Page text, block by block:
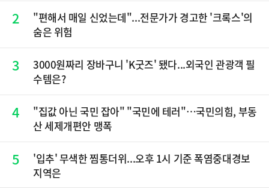
2
"편해서 매일 신었는데"...전문가가 경고한 '크록스'의
숨은 위험
3
3000원짜리 장바구니 'K굿즈' 됐다...외국인 관광객 필
수템은?
4
"집값 아닌 국민 잡아" "국민에 테러"…국민의힘, 부동
산 세제개편안 맹폭
5
'입추' 무색한 찜통더위...오후 1시 기준 폭염중대경보
지역은